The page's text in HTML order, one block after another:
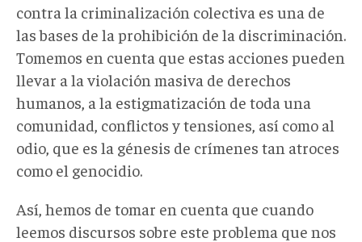
contra la criminalización colectiva es una de
las bases de la prohibición de la discriminación.
Tomemos en cuenta que estas acciones pueden
llevar a la violación masiva de derechos
humanos, a la estigmatización de toda una
comunidad, conflictos y tensiones, así como al
odio, que es la génesis de crímenes tan atroces
como el genocidio.
Así, hemos de tomar en cuenta que cuando
leemos discursos sobre este problema que nos